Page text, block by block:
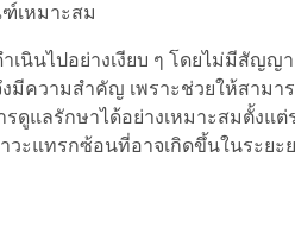
เหมาะสม
นินไปอย่างเงียบ ๆ โดยไม่มีสัญญ
มีความสำคัญ เพราะช่วยให้สาม
ดูแลรักษาได้อย่างเหมาะสมตั้งแต่
วะแทรกซ้อนที่อาจเกิดขึ้นในระยะ